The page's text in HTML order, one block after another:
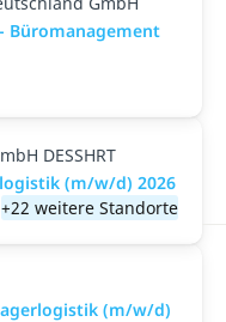
Büromanagement
DESSHRT
(m/w/d) 2026
+22 weitere Standorte
(m/w/d)